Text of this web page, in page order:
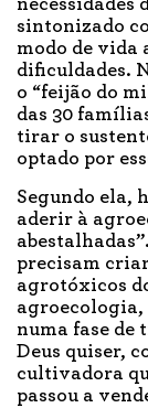
necessidades
sintonizado
modo de vida
dificuldades.
o “feijão do
das 30
tirar o
optado por
Segundo ela,
aderir à
precisam
agrotóxicos
agroecologia,
numa fase de
Deus quiser,
cultivadora
passou a